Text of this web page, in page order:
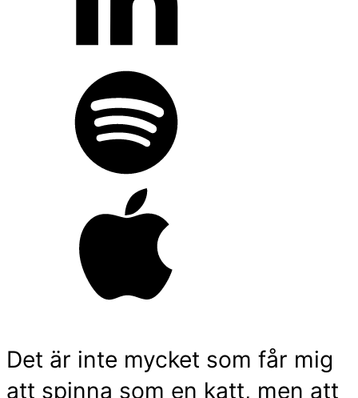
Det är inte mycket som får mig
att spinna som en katt, men att